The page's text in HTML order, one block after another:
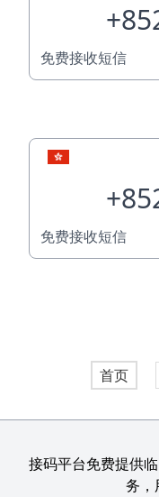
免费接收短信
免费接收短信
首页
接码平台免费提供
务，